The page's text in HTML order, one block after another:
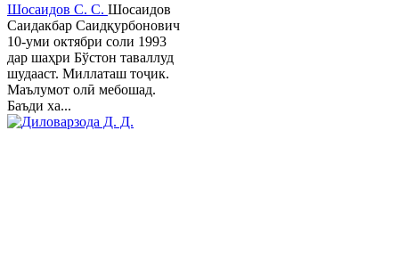
Шосаидов С. С. Шосаидов
Саидакбар Саидқурбонович
10-уми октябри соли 1993
дар шаҳри Бўстон таваллуд
шудааст. Миллаташ тоҷик.
Маълумот олӣ мебошад.
Баъди ха...